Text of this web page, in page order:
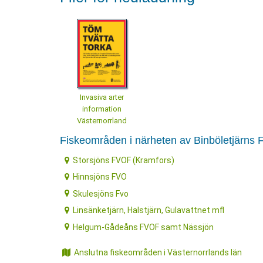
Invasiva arter
information
Västernorrland
Fiskeområden i närheten av Binböletjärns
Storsjöns FVOF (Kramfors)
Hinnsjöns FVO
Skulesjöns Fvo
Linsänketjärn, Halstjärn, Gulavattnet mfl
Helgum-Gådeåns FVOF samt Nässjön
Anslutna fiskeområden i Västernorrlands län